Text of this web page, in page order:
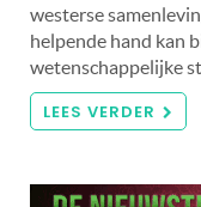
westerse
helpende hand kan
wetenschappelijke
LEES VERDER